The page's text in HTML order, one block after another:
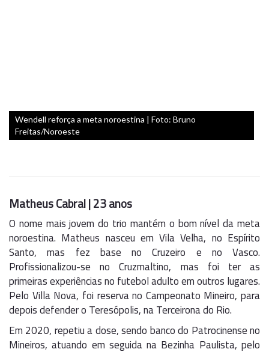
Wendell reforça a meta noroestina | Foto: Bruno
Freitas/Noroeste
Matheus Cabral | 23 anos
O nome mais jovem do trio mantém o bom nível da meta
noroestina. Matheus nasceu em Vila Velha, no Espírito
Santo, mas fez base no Cruzeiro e no Vasco.
Profissionalizou-se no Cruzmaltino, mas foi ter as
primeiras experiências no futebol adulto em outros lugares.
Pelo Villa Nova, foi reserva no Campeonato Mineiro, para
depois defender o Teresópolis, na Terceirona do Rio.
Em 2020, repetiu a dose, sendo banco do Patrocinense no
Mineiros, atuando em seguida na Bezinha Paulista, pelo